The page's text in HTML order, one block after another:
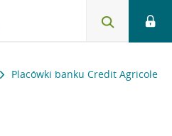
Placówki banku Credit Agricole